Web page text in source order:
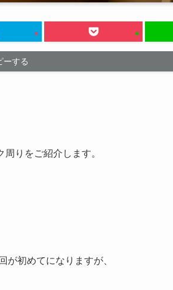
ーする
りをご紹介します。
が初めてになりますが、